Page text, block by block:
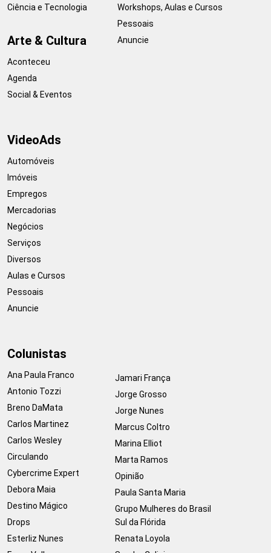
Ciência e Tecnologia
Arte & Cultura
Aconteceu
Agenda
Social & Eventos
Workshops, Aulas e Cursos
Pessoais
Anuncie
VideoAds
Automóveis
Imóveis
Empregos
Mercadorias
Negócios
Serviços
Diversos
Aulas e Cursos
Pessoais
Anuncie
Colunistas
Ana Paula Franco
Antonio Tozzi
Breno DaMata
Carlos Martinez
Carlos Wesley
Circulando
Cybercrime Expert
Debora Maia
Destino Mágico
Drops
Esterliz Nunes
Jamari França
Jorge Grosso
Jorge Nunes
Marcus Coltro
Marina Elliot
Marta Ramos
Opinião
Paula Santa Maria
Grupo Mulheres do Brasil
Sul da Flórida
Renata Loyola